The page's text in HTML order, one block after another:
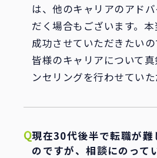
は、他のキャリアのアド
だく場合もございます。
成功させていただきたい
皆様のキャリアについて
ンセリングを行わせていた
現在30代後半で転職が難
のですが、相談にのって